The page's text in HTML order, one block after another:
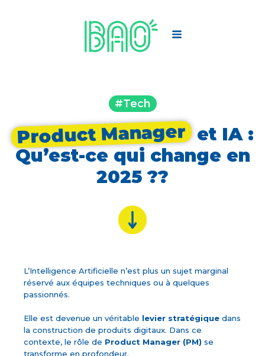
#Tech
Product Manager et IA :
Qu’est-ce qui change en
2025 ??
L’Intelligence Artificielle n’est plus un sujet marginal
réservé aux équipes techniques ou à quelques
passionnés.
Elle est devenue un véritable levier stratégique dans
la construction de produits digitaux. Dans ce
contexte, le rôle de Product Manager (PM) se
transforme en profondeur.